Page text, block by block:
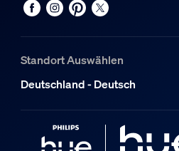
Standort Auswählen
Deutschland - Deutsch